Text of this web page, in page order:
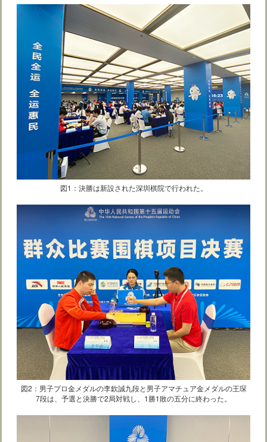
図1：決勝は新設された深圳棋院で行われた。
図2：男子プロ金メダルの李欽誠九段と男子アマチュア金メダルの王琛
7段は、予選と決勝で2局対戦し、1勝1敗の五分に終わった。